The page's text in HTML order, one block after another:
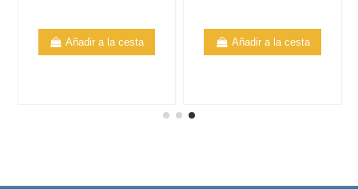
Añadir a la cesta Añadir a la cesta